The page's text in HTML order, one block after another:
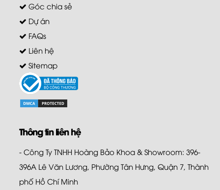
Góc chia sẻ
Dự án
FAQs
Liên hệ
Sitemap
Thông tin liên hệ
- Công Ty TNHH Hoàng Bảo Khoa & Showroom: 396-
396A Lê Văn Lương, Phường Tân Hưng, Quận 7, Thành
phố Hồ Chí Minh